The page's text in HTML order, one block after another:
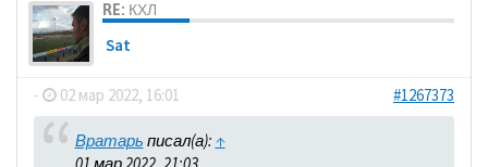
RE: КХЛ
Sat
- 02 мар 2022, 16:01 #1267373
Вратарь писал(а): ↑